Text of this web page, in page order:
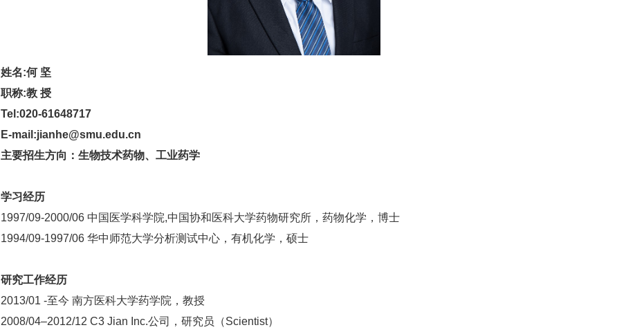
姓名:何 坚
职称:教 授
Tel:020-61648717
E-mail:jianhe@smu.edu.cn
主要招生方向：生物技术药物、工业药学
学习经历
1997/09-2000/06 中国医学科学院,中国协和医科大学药物研究所，药物化学，博士
1994/09-1997/06 华中师范大学分析测试中心，有机化学，硕士
研究工作经历
2013/01 -至今 南方医科大学药学院，教授
2008/04–2012/12 C3 Jian Inc.公司，研究员（Scientist）